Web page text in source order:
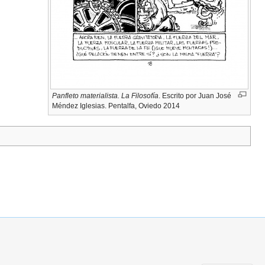
Panfleto materialista. La Filosofía. Escrito por Juan José
Méndez Iglesias. Pentalfa, Oviedo 2014